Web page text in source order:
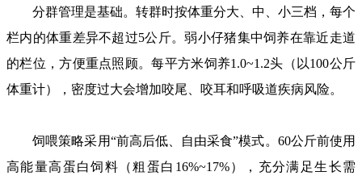
分群管理是基础。转群时按体重分大、中、小三档，每个
栏内的体重差异不超过5公斤。弱小仔猪集中饲养在靠近走道
的栏位，方便重点照顾。每平方米饲养1.0~1.2头（以100公斤
体重计），密度过大会增加咬尾、咬耳和呼吸道疾病风险。
饲喂策略采用“前高后低、自由采食”模式。60公斤前使用
高能量高蛋白饲料（粗蛋白16%~17%），充分满足生长需